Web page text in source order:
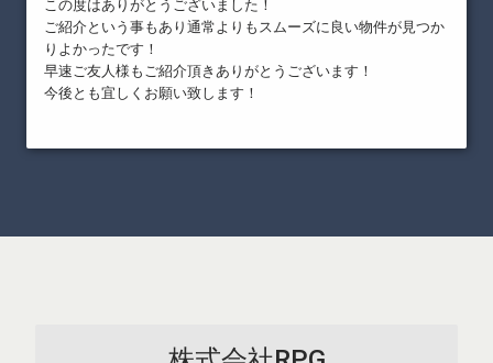
この度はありがとうございました！
ご紹介という事もあり通常よりもスムーズに良い物件が見つか
りよかったです！
早速ご友人様もご紹介頂きありがとうございます！
今後とも宜しくお願い致します！